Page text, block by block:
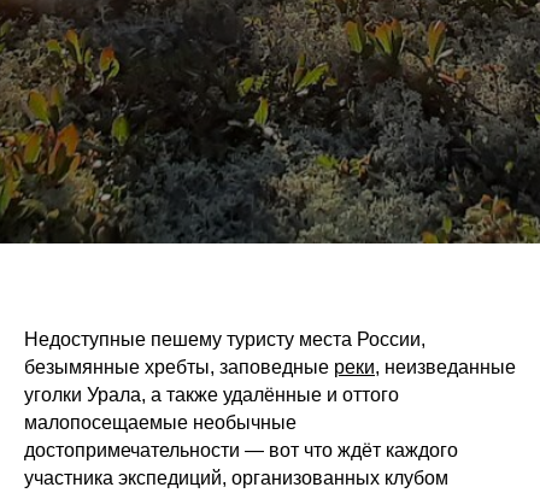
Недоступные пешему туристу места России,
безымянные хребты, заповедные реки, неизведанные
уголки Урала, а также удалённые и оттого
малопосещаемые необычные
достопримечательности — вот что ждёт каждого
участника экспедиций, организованных клубом